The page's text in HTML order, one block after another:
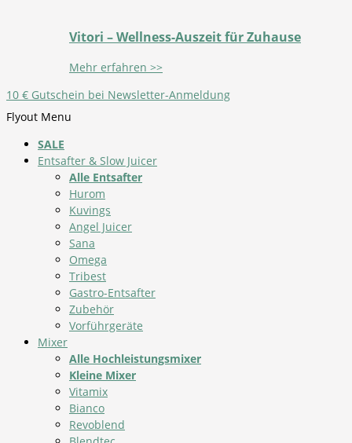
Vitori – Wellness-Auszeit für Zuhause
Mehr erfahren >>
10 € Gutschein bei Newsletter-Anmeldung
Flyout Menu
SALE
Entsafter & Slow Juicer
Alle Entsafter
Hurom
Kuvings
Angel Juicer
Sana
Omega
Tribest
Gastro-Entsafter
Zubehör
Vorführgeräte
Mixer
Alle Hochleistungsmixer
Kleine Mixer
Vitamix
Bianco
Revoblend